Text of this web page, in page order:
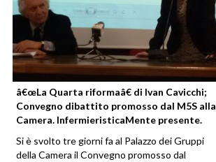
â€œLa Quarta riformaâ€ di Ivan Cavicchi;
Convegno dibattito promosso dal M5S alla
Camera. InfermieristicaMente presente.
Si è svolto tre giorni fa al Palazzo dei Gruppi
della Camera il Convegno promosso dal